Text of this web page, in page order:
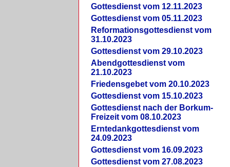
Gottesdienst vom 12.11.2023
Gottesdienst vom 05.11.2023
Reformationsgottesdienst vom
31.10.2023
Gottesdienst vom 29.10.2023
Abendgottesdienst vom
21.10.2023
Friedensgebet vom 20.10.2023
Gottesdienst vom 15.10.2023
Gottesdienst nach der Borkum-
Freizeit vom 08.10.2023
Erntedankgottesdienst vom
24.09.2023
Gottesdienst vom 16.09.2023
Gottesdienst vom 27.08.2023